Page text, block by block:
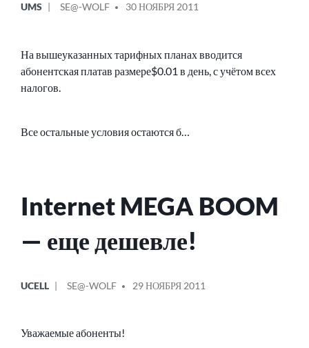
В
UMS
ОТ
SE@-WOLF 30 НОЯБРЯ 2011
На вышеуказанных тарифных планах вводится
абонентская платав размере$0.01 в день, с учётом всех
налогов.
Все остальные условия остаются б…
Internet MEGA BOOM
— еще дешевле!
В
UCELL
ОТ
SE@-WOLF 29 НОЯБРЯ 2011
Уважаемые абоненты!